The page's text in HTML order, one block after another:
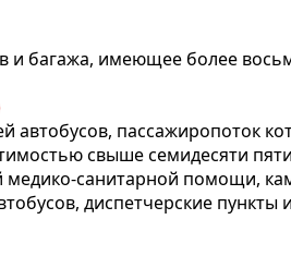
и багажа, имеющее более
пассажиропоток
свыше семидесяти
медико-санитарной помощи,
диспетчерские пункты